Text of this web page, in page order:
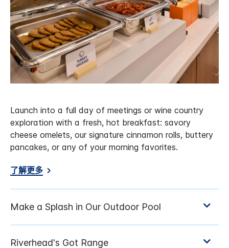
Launch into a full day of meetings or wine country
exploration with a fresh, hot breakfast: savory
cheese omelets, our signature cinnamon rolls, buttery
pancakes, or any of your morning favorites.
了解更多